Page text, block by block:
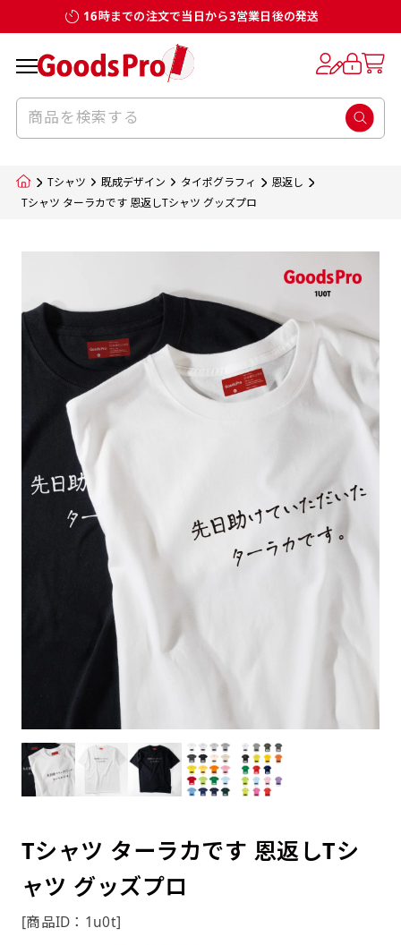
16時までの注文で当日から3営業日後の発送
Tシャツ 既成デザイン タイポグラフィ
恩返し
Tシャツ ターラカです 恩返しTシャツ グッズプロ
Tシャツ ターラカです 恩返しTシ
ャツ グッズプロ
[商品ID：1u0t]
個数 単価 金額
合計金額 ¥0 （税込）
カートに入れる
お客様からのデータ入稿でのぼり旗を製作
する場合
入稿いただくデータは基本的にイラストレー
のデータとさせていただいております。
で解像度200dp以上必要です）当社の取り扱
いの規格サイズにつきましてはデザインテン
プレートの用意がありますので、ご購入後マ
イページの「購入履歴」よりダウンロードし
てご利用くださいませ。
お客様自身でオリジナルのサイズで製作する
場合につきましてはご希望の仕上がりサイズ
に対して四辺（すべての辺をプラス10ｍｍ）
したサイズで製作ください。（重要な情報な
どについては仕上がりサイズから四辺内側に
20ｍｍ程度内側の範囲内でデザイン校正して
ください）
当社の既製デザインを利用してのぼり旗を
製作したい場合
のぼり旗の改造プランとなりますので改造の
程度によってデザイン加工費用が発生いたし
詳細はお問い合わせください。
リピート
つくった、◯◯のぼり」の様に曖昧でも構い
ません。
リピート（要画像確認）［ +298円 ］
デザイン変更なしでのご注文となります。
ルで製品デザインをしたデザインそのものを
指します。当グッズプロで販売として取り扱っ
該当いたします。既製のデザインを応用して自
分だけののぼり旗をつくりたい！などのデザ
イン改造や既製デザインに自分たちの団体の
名前入れや会社のロゴなどを挿入するなどの
相談もお請けしております。
名入れについて
当社の既製のぼり旗に対してお客様の任意の
テキストや企業情報・お店情報などを埋め込
むことができます。ご購入時にご希望の店舗
名などをご記載ください。専任のデザイナー
がバッチリデザインします。書体などのご指
定がなければ、のぼりのイメージに最適のフ
ォントを使用します。基本的にのぼりの下部
にショップ名、社名、電話番号が入ります。
データをお送りいただけましたらロゴの印刷
も出来ます。
お客様が納得するまで何度でもデザインの修
正をしますので、初めての方でもお気軽にご
相談ください。
する場合があります。
セル不可となります。
のぼり旗のデザインをする際に、考えると良
のぼり旗のデザインとしては基本的に左側と
上側にポールを通すミミ（業界用語でチチと
ただ、お客様の飾り付けたい場所の風向きを
もしかしたら左側と上についているよりも右
側と上についていた方が良いと思うかもしれ
ません。
風向きを考えながらチチの向きを決めてから
デザインをするとどの方向でデザインをする
と良いかひらめくかもしれません。デザイン
の方向性につきましてはお客様の好みもあり
ますので、見られる方（お客様）ができる限
り反転したデザインをみるよりも正像でみら
れるデザインを提供したいかと思いますので
その辺を参考にするとよいかもしれません。
サイズ一覧
既製品のサイズについては以下のサイズ表の通
お客様オリジナルサイズで製作をしたい場合
につきましてはお気軽にご相談ください。
みする都合や・最終的なカットをする際の都合
など）のでサイズの指定につきましてはｍｍ単
位は不可となります。最終的なサイズも多少の
ズレ5ｍｍ程度は起きる可能性があります。
よく見かける一般的なのぼり旗のサイズです。
ほとんどのポールや注水台に使用できます。
サイズ一覧
既製品のサイズについては以下のサイズ表の通
お客様オリジナルサイズで製作をしたい場合
につきましてはお気軽にご相談ください。
みする都合や・最終的なカットをする際の都合
など）のでサイズの指定につきましてはｍｍ単
位は不可となります。最終的なサイズも多少の
ズレ5ｍｍ程度は起きる可能性があります。
よく見かける一般的なのぼり旗のサイズです。
ほとんどのポールや注水台に使用できます。
一般的にはチチの位置はのぼり旗に対して上
ポールに通す際には上辺２か所に対してチチ
が左右どちらでものぼり旗自体をポールにく
生地のふちを大きく棒袋状に縫いこみポール
を通す筒をつくります。ポール自体を包み込
むため、耐久性があがり、デザインがより目
立ちます。
カーブ形状の特殊なのぼり旗にも適合する加
工方法となります。
ハトメ加工
ハトメ（鳩目）とは、革や布などに開けた穴
を補強するために取り付けるリングです。壁
側にロープなどで固定して、突風で倒れること
も風向きによってずっと裏向きになってしまう
いこともありません。
上下チチ
のぼり旗のチチについて
一般的にはチチの位置はのぼり旗に対して上
ポールに通す際には上辺２か所に対してチチ
が左右どちらでものぼり旗自体をポールにく
生地のふちを大きく棒袋状に縫いこみポール
を通す筒をつくります。ポール自体を包み込
むため、耐久性があがり、デザインがより目
立ちます。
カーブ形状の特殊なのぼり旗にも適合する加
工方法となります。
ハトメ加工
ハトメ（鳩目）とは、革や布などに開けた穴
を補強するために取り付けるリングです。壁
側にロープなどで固定して、突風で倒れること
も風向きによってずっと裏向きになってしまう
いこともありません。
上チチ 上下チチ 左右チチ
上左右チチ
（上と左右）
補強縫製って何？
補強縫製とはヒートカッター（熱で焼き切る
をあげるために折り返し縫いをすることで風
の影響を受けやすい四辺の強度を増す加工で
各辺のおおむね3～5ｍｍ程度を折り返し、縫
い糸を走らせて補強します。加工をすることで
のぼり旗の１辺～４辺は折り返し加工されま
すのでその部分のホツレや裂けてしまうこと
を防止する効果があります。
棒袋縫いの場合、補強が無償で付いてきます。
チチのついてない長辺・
短辺を補強縫製します
三辺補強
［ +48円 ］
チチのついてない長辺・
四辺補強
生地の種類
ポンジ（一般）
一般的なのぼり旗の生地はポンジといわれる
厚みが約0.14ｍｍのとても薄い生地を使用し
ます。
のぼり旗製作で一番良く使用される生地で
す。生地の厚みが薄く、裏側にインクが浸透
しやすい生地です。
トロピカル（納期+1営業日）
［ +299円 ］
ワンランク厚手のトロピカル（生地の厚みが
ポンジをやや厚くした生地です。ポンジと比
べると約2倍の厚みがあります。タペストリー
スリット（切り込み）加工とは？
スリット（切り込み）を入れることで横幕が
疑似的にのれんのように見せるための加工手
法です。
1本（2分割）
［ +33円 ］
2本（3分割）
［ +66円 ］
［ +99円 ］
4本（5分割）
【注意点】
スリット（切り込み）は均等割りを意識して
カットラインを入れます。
デザインや絵柄をスリット加工時にカットす
る場合があります。